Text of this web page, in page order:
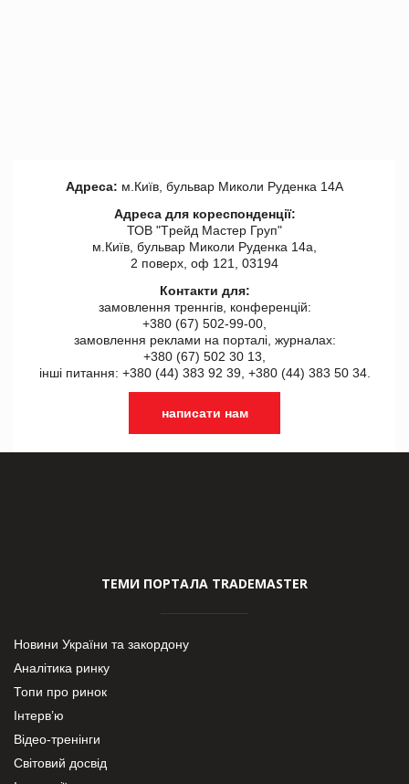
Адреса: м.Київ, бульвар Миколи Руденка 14А
Адреса для кореспонденції:
ТОВ "Tрейд Мастер Груп"
м.Київ, бульвар Миколи Руденка 14а,
2 поверх, оф 121, 03194
Контакти для:
замовлення треннгів, конференцій:
+380 (67) 502-99-00,
замовлення реклами на порталі, журналах:
+380 (67) 502 30 13,
інші питання: +380 (44) 383 92 39, +380 (44) 383 50 34.
написати нам
ТЕМИ ПОРТАЛА TRADEMASTER
Новини України та закордону
Аналітика ринку
Топи про ринок
Інтерв’ю
Відео-тренінги
Світовий досвід